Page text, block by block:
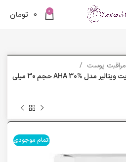
0
0 تومان
مراقبت پوست
سرم پوست لایه بردار تایم ویت ویتالیر مدل AHA 30% حجم 30 میلی
اتمام موجودی